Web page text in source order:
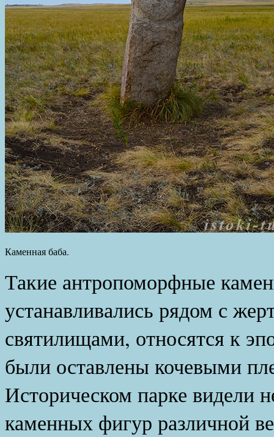
Каменная баба.
Такие антропоморфные
устанавливались рядом с
святилищами, относятся к
были оставлены кочевыми
Историческом парке видели
каменных фигур различной